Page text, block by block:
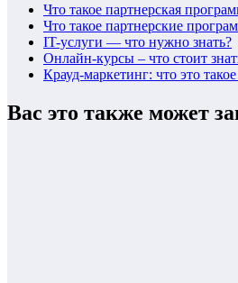
Что такое партнерская
Что такое партнерские
IT-услуги — что нужно знать?
Онлайн-курсы – что стоит
Крауд-маркетинг: что это
Вас это также может